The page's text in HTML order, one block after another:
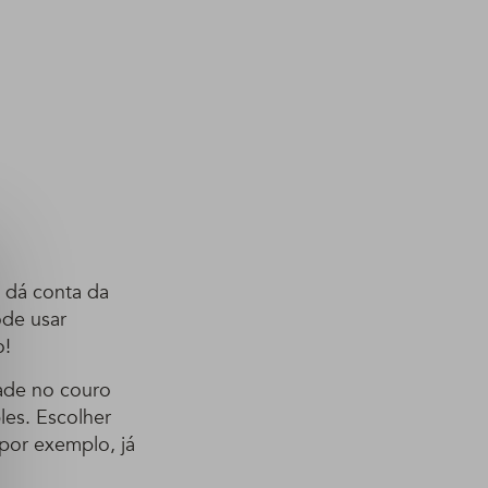
conta da
usar
no couro
Escolher
exemplo, já